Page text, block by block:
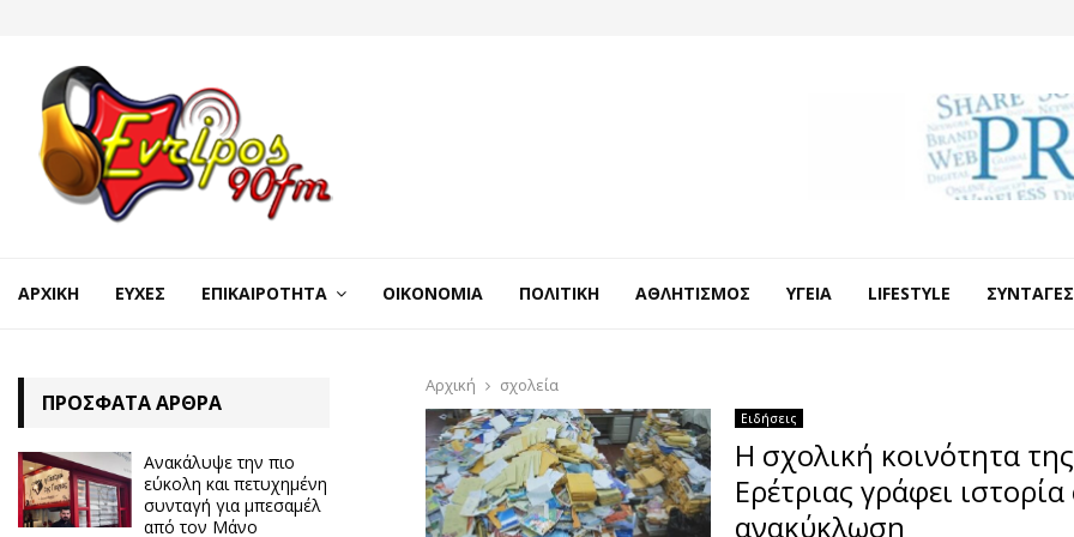
ΑΡΧΙΚΉ ΕΥΧΈΣ ΕΠΙΚΑΙΡΌΤΗΤΑ ΟΙΚΟΝΟΜΊΑ ΠΟΛΙΤΙΚΉ ΑΘΛΗΤΙΣΜΌΣ ΥΓΕΊΑ LIFESTYLE ΣΥΝΤΑΓΈΣ
Αρχική σχολεία
Ειδήσεις
Η σχολική κοινότητα της
Ερέτριας γράφει
ανακύκλωση
ΠΡΌΣΦΑΤΑ ΆΡΘΡΑ
Ανακάλυψε την πιο
εύκολη και πετυχημένη
συνταγή για μπεσαμέλ
από τον Μάνο